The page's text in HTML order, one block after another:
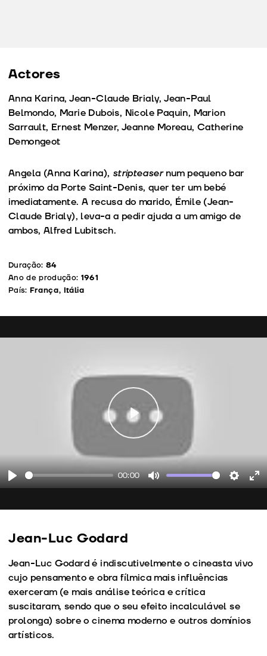
Actores
Anna Karina, Jean-Claude Brialy, Jean-Paul
Belmondo, Marie Dubois, Nicole Paquin, Marion
Sarrault, Ernest Menzer, Jeanne Moreau, Catherine
Demongeot
Angela (Anna Karina), stripteasernum pequeno bar
próximo da Porte Saint-Denis, quer ter um bebé
imediatamente. A recusa do marido, Émile (Jean-
Claude Brialy), leva-a a pedir ajuda a um amigo de
ambos, Alfred Lubitsch.
Duração: 84
Ano de produção: 1961
País: França, Itália
Play
00:00
Mute
Play
Jean-Luc Godard
Jean-Luc Godard é indiscutivelmente o cineasta vivo
cujo pensamento e obra fílmica mais influências
exerceram (e mais análise teórica e crítica
suscitaram, sendo que o seu efeito incalculável se
prolonga) sobre o cinema moderno e outros domínios
artísticos.